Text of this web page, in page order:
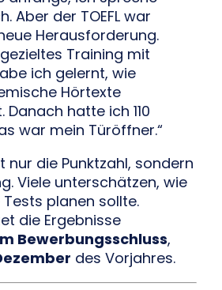
Aber der TOEFL war
Herausforderung.
Training mit
ich gelernt, wie
Hörtexte
Danach hatte ich 110
war mein Türöffner.“
nur die Punktzahl, sondern
Viele unterschätzen, wie
planen sollte.
die Ergebnisse
Bewerbungsschluss,
des Vorjahres.